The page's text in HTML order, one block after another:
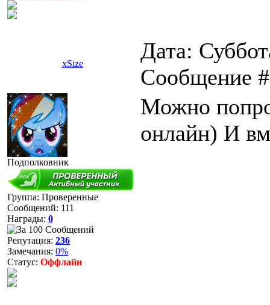
xSize
Дата:
Сообщение
Подполковник
Группа: Проверенные
Сообщений: 111
Награды: 0
Репутация: 236
Замечания: 0%
Статус: Оффлайн
Можно
онлайн) И